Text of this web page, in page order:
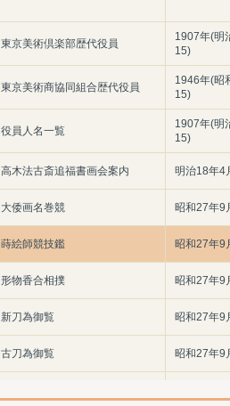
東京美術倶楽部歴代役員
1907年(明
15)
東京美術商協同組合歴代役員
1946年(昭
15)
役員人名一覧
1907年(明
15)
高木法古斎追福書画会案内 明治18年4
大倭画名巻競 昭和27年9
蒔絵師競技鑑 昭和27年9
形物香合相撲 昭和27年9
新刀為御覧 昭和27年9
古刀為御覧 昭和27年9